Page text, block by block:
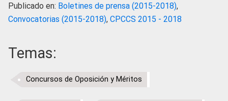
Publicado en: Boletines de prensa (2015-2018),
Convocatorias (2015-2018), CPCCS 2015 - 2018
Temas:
Concursos de Oposición y Méritos